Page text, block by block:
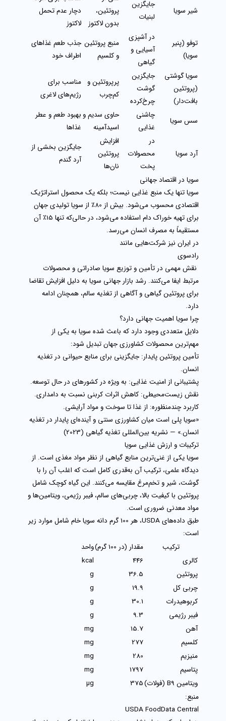
شیر سویا
جایگزین
لبنیات
پروتئین،
بدون لاکتوز
دچار عدم تحمل
لاکتوز
توفو (پنیر
سویا)
در آشپزی
آسیایی و
گیاهی
منبع پروتئین
و کلسیم
جذب طعم غذاهای
اطراف خود
سویا گوشتی
(پروتئین
بافت‌دار)
جایگزین
گوشت
چرخ‌کرده
پرپروتئین و
کم‌چرب
مناسب برای
رژیم‌های لاغری
سس سویا
چاشنی
غذایی
حاوی سدیم و
اسیدآمینه
بهبود طعم و عطر
غذاها
آرد سویا
در
محصولات
پخت
افزایش
پروتئین
نان‌ها
جایگزین بخشی از
آرد گندم
سویا در اقتصاد جهانی
سویا تنها یک منبع غذایی نیست؛ بلکه یک محصول استراتژیک
اقتصادی محسوب می‌شود. بیش از 80٪ از سویا تولیدی جهان
برای تهیه خوراک دام استفاده می‌شود، در حالی‌که تنها 15٪ آن
مستقیماً به مصرف انسان می‌رسد.
در ایران نیز شرکت‌هایی مانند
رادسوی
نقش مهمی در تأمین و توزیع سویا صادراتی و محصولات
مرتبط ایفا می‌کنند. رشد بازار جهانی سویا به دلیل افزایش تقاضا
برای پروتئین گیاهی و آگاهی از تغذیه سالم، همچنان ادامه
دارد.
چرا سویا اهمیت جهانی دارد؟
دلایل متعددی وجود دارد که باعث شده سویا به یکی از
مهم‌ترین محصولات کشاورزی جهان تبدیل شود:
تأمین پروتئین پایدار: جایگزینی برای منابع حیوانی در تغذیه
انسان.
پشتیبانی از امنیت غذایی: به ویژه در کشورهای در حال توسعه.
نقش زیست‌محیطی: کاهش اثرات کربنی نسبت به دامداری.
کاربرد چندمنظوره: از غذا تا سوخت و مواد آرایشی.
«سویا پلی است میان کشاورزی سنتی و آینده‌ای پایدار در تغذیه
انسان.» — نشریه بین‌المللی تغذیه گیاهی (2023)
ترکیبات و ارزش غذایی سویا
سویا یکی از غنی‌ترین منابع گیاهی از نظر مواد مغذی است. از
دیدگاه علمی، ترکیب آن به‌قدری کامل است که اغلب آن را با
گوشت، شیر و تخم‌مرغ مقایسه می‌کنند. این گیاه کوچک شامل
پروتئین با کیفیت بالا، چربی‌های سالم، فیبر رژیمی، ویتامین‌ها و
مواد معدنی ضروری است.
طبق داده‌هایUSDA
، هر 100 گرم دانه سویا خام شامل موارد زیر
است:
ترکیب
مقدار (در 100 گرم)
واحد
کالری
446
kcal
پروتئین
36.5
g
چربی کل
19.9
g
کربوهیدرات
30.1
g
فیبر رژیمی
9.3
g
آهن
15.7
mg
کلسیم
277
mg
منیزیم
280
mg
پتاسیم
1797
mg
ویتامین B9 (فولات)
375
µg
منبع:
USDA FoodData Central